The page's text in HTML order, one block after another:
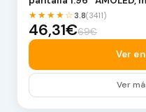
★★★★☆3.8(3411)
46,31€69€
Ver
Ver